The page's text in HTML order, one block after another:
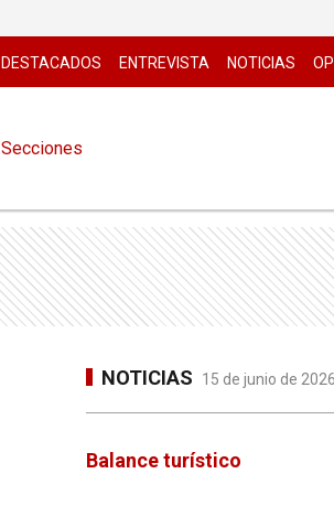
DESTACADOS ENTREVISTA NOTICIAS
Secciones
NOTICIAS 15 de junio de
Balance turístico